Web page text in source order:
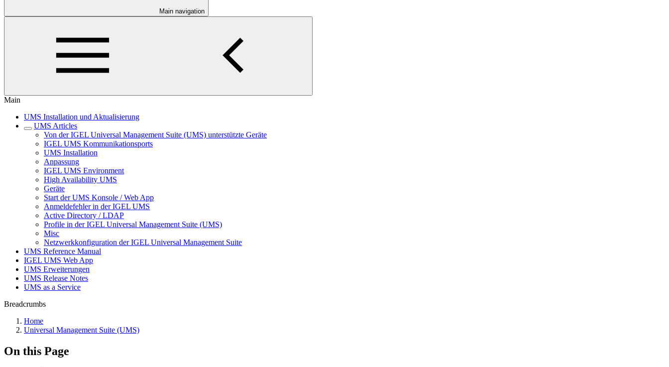
Main navigation
Main
UMS Installation und Aktualisierung
UMS Articles
Von der IGEL Universal Management Suite (UMS) unterstützte Geräte
IGEL UMS Kommunikationsports
UMS Installation
Anpassung
IGEL UMS Environment
High Availability UMS
Geräte
Start der UMS Konsole / Web App
Anmeldefehler in der IGEL UMS
Active Directory / LDAP
Profile in der IGEL Universal Management Suite (UMS)
Misc
Netzwerkkonfiguration der IGEL Universal Management Suite
UMS Reference Manual
IGEL UMS Web App
UMS Erweiterungen
UMS Release Notes
UMS as a Service
Breadcrumbs
Home
Universal Management Suite (UMS)
On this Page